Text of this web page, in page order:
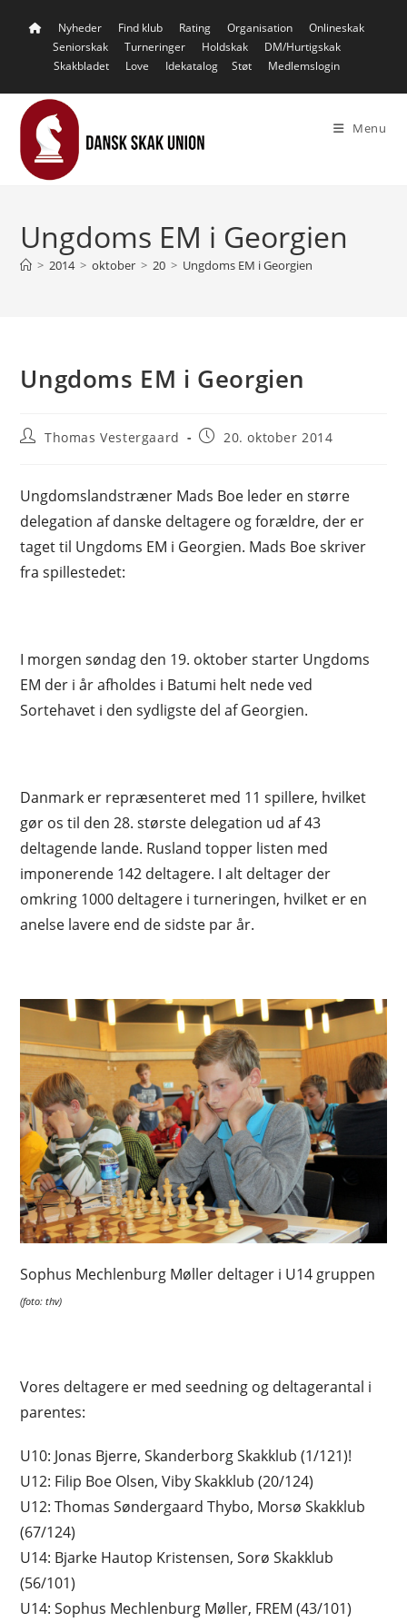
Nyheder Find klub Rating Organisation
Onlineskak
Seniorskak
Turneringer Holdskak
DM/Hurtigskak
Skakbladet
Love Idekatalog Støt Medlemslogin
Menu
Ungdoms EM i Georgien
> 2014 > oktober > 20 > Ungdoms EM i Georgien
Ungdoms EM i Georgien
PostThomas Vestergaard
Post20. oktober 2014
Ungdomslandstræner Mads Boe leder en større
delegation af danske deltagere og forældre, der er
taget til Ungdoms EM i Georgien. Mads Boe skriver
fra spillestedet:
I morgen søndag den 19. oktober starter Ungdoms
EM der i år afholdes i Batumi helt nede ved
Sortehavet i den sydligste del af Georgien.
Danmark er repræsenteret med 11 spillere, hvilket
gør os til den 28. største delegation ud af 43
deltagende lande. Rusland topper listen med
imponerende 142 deltagere. I alt deltager der
omkring 1000 deltagere i turneringen, hvilket er en
anelse lavere end de sidste par år.
Sophus Mechlenburg Møller deltager i U14 gruppen
(foto: thv)
Vores deltagere er med seedning og deltagerantal i
parentes:
U10: Jonas Bjerre, Skanderborg Skakklub (1/121)!
U12: Filip Boe Olsen, Viby Skakklub (20/124)
U12: Thomas Søndergaard Thybo, Morsø Skakklub
(67/124)
U14: Bjarke Hautop Kristensen, Sorø Skakklub
(56/101)
U14: Sophus Mechlenburg Møller, FREM (43/101)